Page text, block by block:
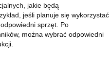
jakie będą
jeśli planuje się wykorzystać
sprzęt. Po
można wybrać odpowiedni